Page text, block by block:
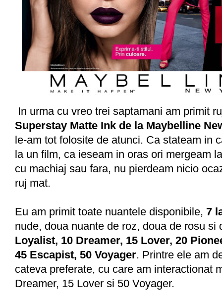
In urma cu vreo trei saptamani am primit
Superstay Matte Ink de la Maybelline
le-am tot folosite de atunci. Ca stateam in
la un film, ca ieseam in oras ori mergeam
cu machiaj sau fara, nu pierdeam nicio
ruj mat.
Eu am primit toate nuantele disponibile, 7
nude, doua nuante de roz, doua de rosu
Loyalist, 10 Dreamer, 15 Lover, 20
45 Escapist, 50 Voyager. Printre ele am
cateva preferate, cu care am interactionat
Dreamer, 15 Lover si 50 Voyager.